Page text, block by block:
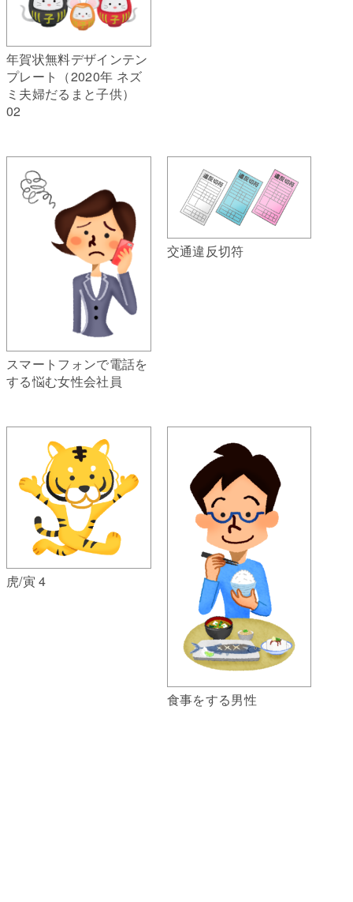
年賀状無料デザインテン
プレート（2020年 ネズ
ミ夫婦だるまと子供）
02
スマートフォンで電話を
する悩む女性会社員
交通違反切符
虎/寅 4
食事をする男性